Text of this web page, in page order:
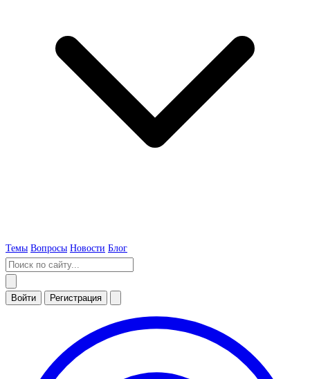
Темы Вопросы Новости Блог
Войти Регистрация